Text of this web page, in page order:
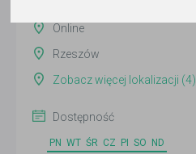
Online
Rzeszów
Zobacz więcej lokalizacji (4)
Dostępność
PN WT ŚR CZ PI SO ND